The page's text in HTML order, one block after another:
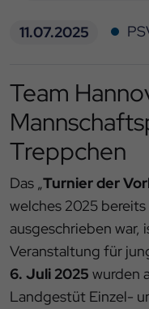
11.07.2025
Team
Treppchen
Das „Turnier der
welches 2025
ausgeschrieben
Veranstaltung für
6. Juli 2025 wurden
Landgestüt Einzel-